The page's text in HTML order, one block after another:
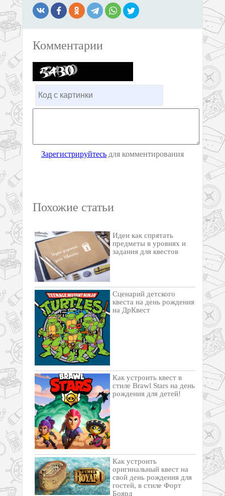
Комментарии
Зарегистрируйтесь для комментирования
Похожие статьи
Идеи как спрятать
предметы в уровнях и
задания для квестов
Сценарий детского
квеста на день рождения
на ДрКвест
Как устроить квест в
стиле Brawl Stars на день
рождения для детей!
Как устроить
оригинальный квест на
свой день рождения для
гостей, в стиле Форт
Боярд